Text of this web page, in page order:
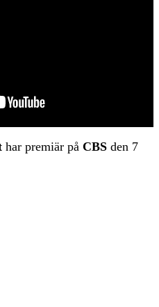
har premiär på CBS den 7